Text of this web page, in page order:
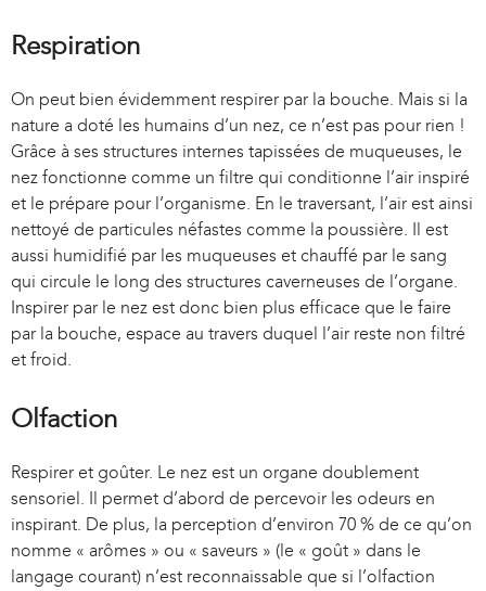
Respiration
On peut bien évidemment respirer par la bouche. Mais si la
nature a doté les humains d’un nez, ce n’est pas pour rien !
Grâce à ses structures internes tapissées de muqueuses, le
nez fonctionne comme un filtre qui conditionne l’air inspiré
et le prépare pour l’organisme. En le traversant, l’air est ainsi
nettoyé de particules néfastes comme la poussière. Il est
aussi humidifié par les muqueuses et chauffé par le sang
qui circule le long des structures caverneuses de l’organe.
Inspirer par le nez est donc bien plus efficace que le faire
par la bouche, espace au travers duquel l’air reste non filtré
et froid.
Olfaction
Respirer et goûter. Le nez est un organe doublement
sensoriel. Il permet d’abord de percevoir les odeurs en
inspirant. De plus, la perception d’environ 70 % de ce qu’on
nomme « arômes » ou « saveurs » (le « goût » dans le
langage courant) n’est reconnaissable que si l’olfaction